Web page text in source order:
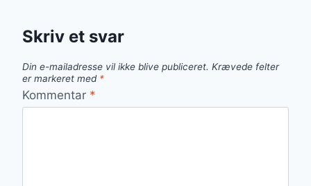
Skriv et svar
Din e-mailadresse vil ikke blive publiceret. Krævede felter
er markeret med *
Kommentar *